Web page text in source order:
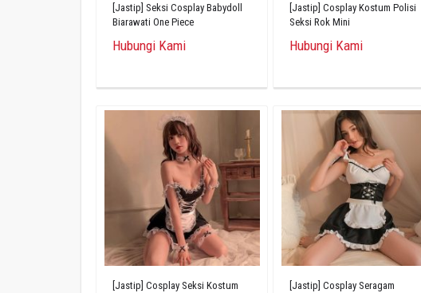
[Jastip] Seksi Cosplay Babydoll
Biarawati One Piece
Hubungi Kami
[Jastip] Cosplay Kostum Polisi
Seksi Rok Mini
Hubungi Kami
[Jastip] Cosplay Seksi Kostum
[Jastip] Cosplay Seragam